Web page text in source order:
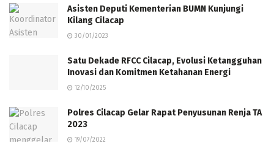
Asisten Deputi Kementerian BUMN Kunjungi
Kilang Cilacap
30/01/2023
Satu Dekade RFCC Cilacap, Evolusi Ketangguhan
Inovasi dan Komitmen Ketahanan Energi
12/10/2025
Polres Cilacap Gelar Rapat Penyusunan Renja TA
2023
19/07/2022